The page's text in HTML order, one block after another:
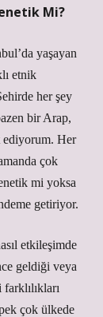
Mi?
yaşayan
etnik
her şey
bir Arap,
ediyorum. Her
çok
mi yoksa
getiriyor.
etkileşimde
geldiği veya
çok ülkede